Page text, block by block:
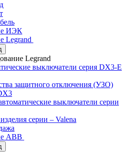
ИЭК
Legrand
Legrand
выключатели серия DX3-E
защитного отключения (УЗО)
выключатели серии
серии – Valena
АВВ